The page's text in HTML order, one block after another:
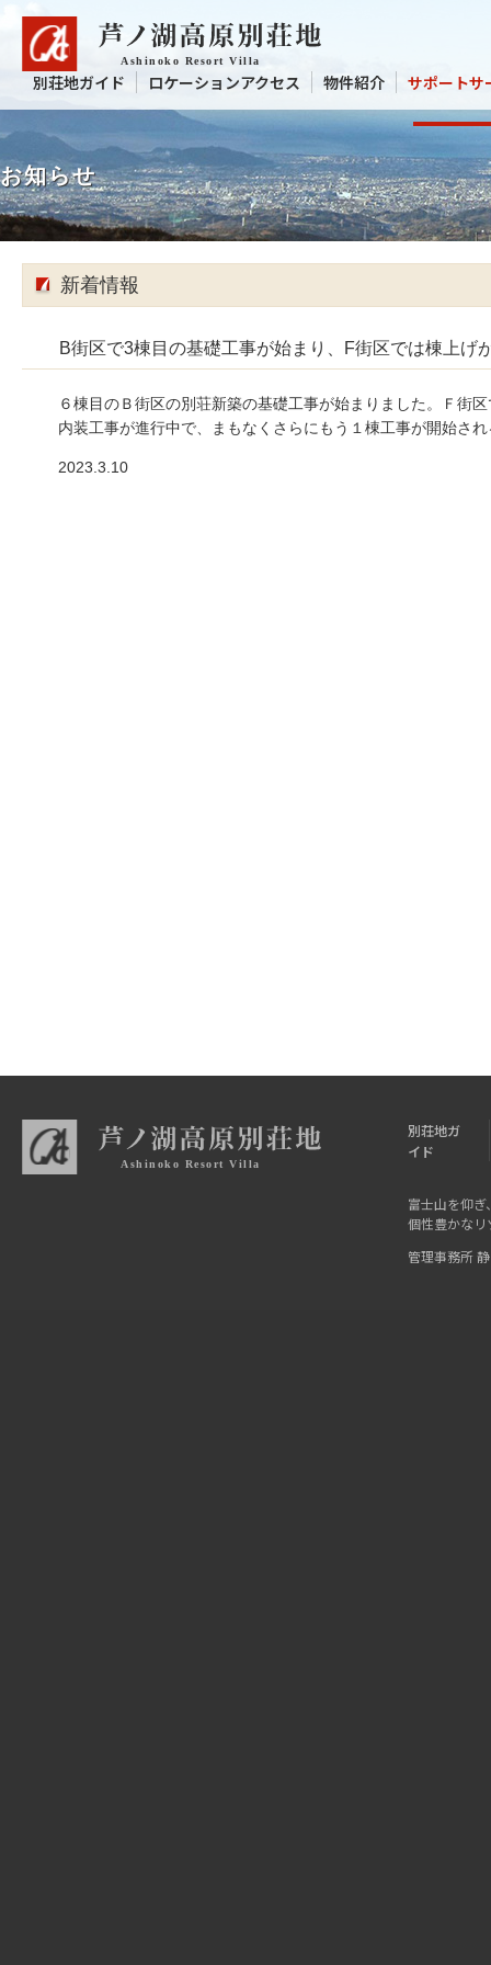
別荘地ガイド ロケーションアクセス 物件紹介 サポートサ
お知らせ
新着情報
B街区で3棟目の基礎工事が始まり、F街区では棟上げ
６棟目のＢ街区の別荘新築の基礎工事が始まりました。Ｆ街
内装工事が進行中で、まもなくさらにもう１棟工事が開始さ
2023.3.10
別荘地ガ
イド
富士山を仰
個性豊かなリ
管理事務所